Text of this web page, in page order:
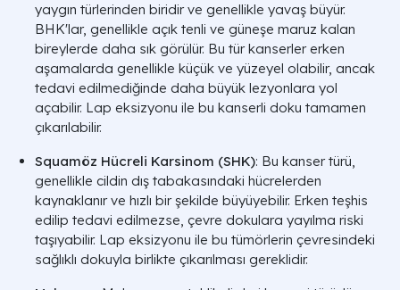
yaygın türlerinden biridir ve genellikle yavaş büyür.
BHK'lar, genellikle açık tenli ve güneşe maruz kalan
bireylerde daha sık görülür. Bu tür kanserler erken
aşamalarda genellikle küçük ve yüzeyel olabilir, ancak
tedavi edilmediğinde daha büyük lezyonlara yol
açabilir. Lap eksizyonu ile bu kanserli doku tamamen
çıkarılabilir.
Squamöz Hücreli Karsinom (SHK): Bu kanser türü,
genellikle cildin dış tabakasındaki hücrelerden
kaynaklanır ve hızlı bir şekilde büyüyebilir. Erken teşhis
edilip tedavi edilmezse, çevre dokulara yayılma riski
taşıyabilir. Lap eksizyonu ile bu tümörlerin çevresindeki
sağlıklı dokuyla birlikte çıkarılması gereklidir.